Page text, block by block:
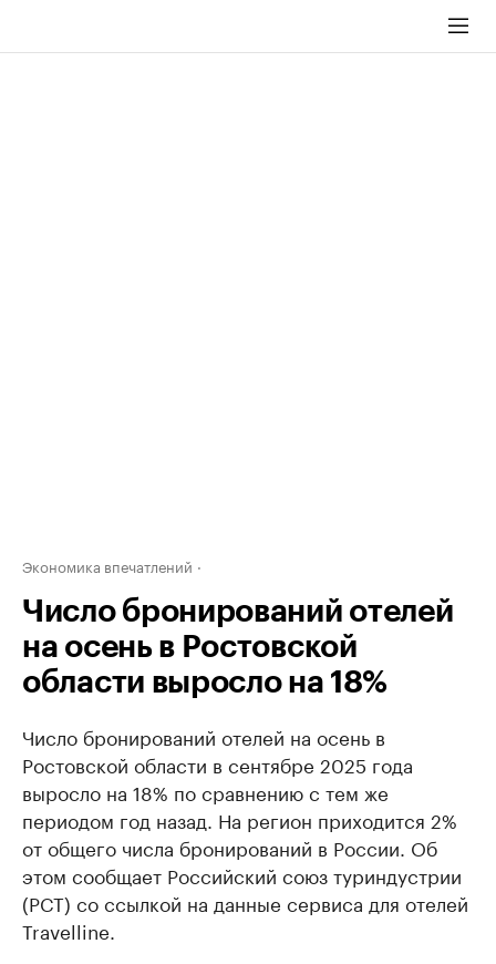
Экономика впечатлений
Число бронирований отелей
на осень в Ростовской
области выросло на 18%
Число бронирований отелей на осень в
Ростовской области в сентябре 2025 года
выросло на 18% по сравнению с тем же
периодом год назад. На регион приходится 2%
от общего числа бронирований в России. Об
этом сообщает Российский союз туриндустрии
(РСТ) со ссылкой на данные сервиса для отелей
Travelline.